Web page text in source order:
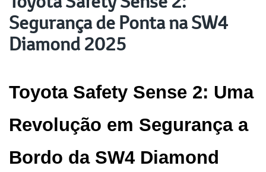
Segurança de Ponta na SW4
Diamond 2025
Toyota Safety Sense 2: Uma
Revolução em Segurança a
Bordo da SW4 Diamond